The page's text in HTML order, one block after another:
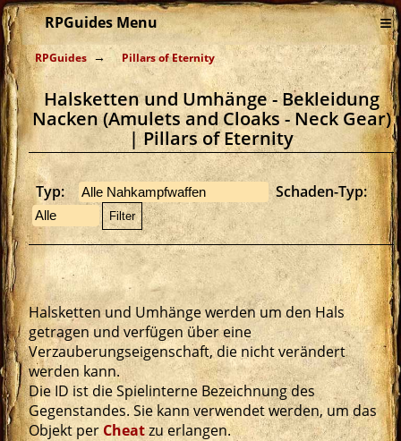
RPGuides Menu ≡
RPGuides Pillars of Eternity
Halsketten und Umhänge - Bekleidung
Nacken (Amulets and Cloaks - Neck Gear)
| Pillars of Eternity
Typ Schaden-Typ
Filter
Halsketten und Umhänge werden um den Hals
getragen und verfügen über eine
Verzauberungseigenschaft, die nicht verändert
werden kann.
Die ID ist die Spielinterne Bezeichnung des
Gegenstandes. Sie kann verwendet werden, um das
Objekt per Cheatzu erlangen.